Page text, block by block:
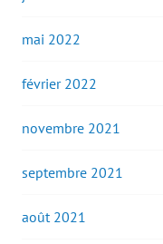
mai 2022
février 2022
novembre 2021
septembre 2021
août 2021